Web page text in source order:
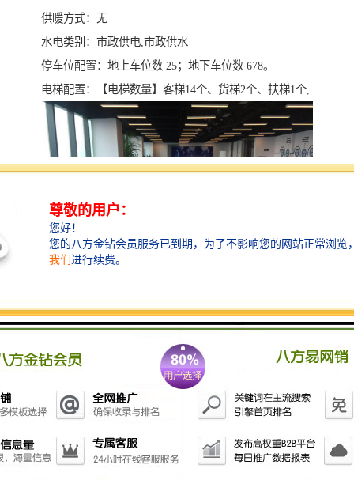
供暖方式：无
水电类别：市政供电,市政供水
停车位配置：地上车位数 25；地下车位数 678。
电梯配置：【电梯数量】客梯14个、货梯2个、扶梯1个,
开 发 商：深圳前海汇康投资有限公司
物业类型：写字楼
项目地址：深圳·前海桂湾区·梦海大道与桂湾五路交汇
项目：品质写字楼